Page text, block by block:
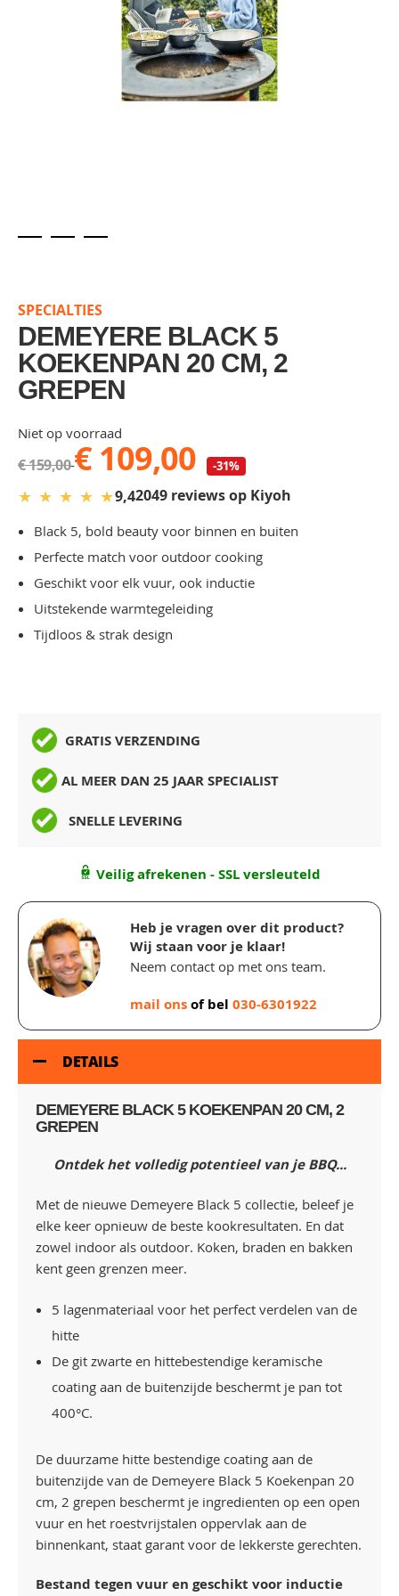
beginning
of
the
images
gallery
SPECIALTIES
DEMEYERE BLACK 5
KOEKENPAN 20 CM, 2
GREPEN
Niet op voorraad
€ 159,00€ 109,00 -31%
★ ★ ★ ★ ★9,42049 reviews op Kiyoh
Black 5, bold beauty voor binnen en buiten
Perfecte match voor outdoor cooking
Geschikt voor elk vuur, ook inductie
Uitstekende warmtegeleiding
Tijdloos & strak design
GRATIS VERZENDING
AL MEER DAN 25 JAAR SPECIALIST
SNELLE LEVERING
Veilig afrekenen - SSL versleuteld
Heb je vragen over dit product?
Wij staan voor je klaar!
Neem contact op met ons team.
mail onsof bel 030-6301922
DETAILS
DEMEYERE BLACK 5 KOEKENPAN 20 CM, 2
GREPEN
Ontdek het volledig potentieel van je BBQ...
Met de nieuwe Demeyere Black 5 collectie, beleef je
elke keer opnieuw de beste kookresultaten. En dat
zowel indoor als outdoor. Koken, braden en bakken
kent geen grenzen meer.
5 lagenmateriaal voor het perfect verdelen van de
hitte
De git zwarte en hittebestendige keramische
coating aan de buitenzijde beschermt je pan tot
400°C.
De duurzame hitte bestendige coating aan de
buitenzijde van de Demeyere Black 5 Koekenpan 20
cm, 2 grepen beschermt je ingredienten op een open
vuur en het roestvrijstalen oppervlak aan de
binnenkant, staat garant voor de lekkerste gerechten.
Bestand tegen vuur en geschikt voor inductie